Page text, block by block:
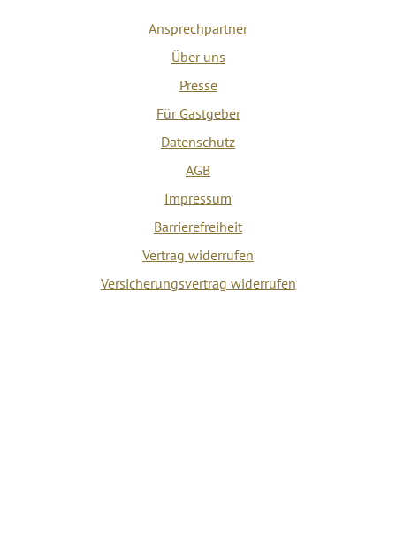
Ansprechpartner
Über uns
Presse
Für Gastgeber
Datenschutz
AGB
Impressum
Barrierefreiheit
Vertrag widerrufen
Versicherungsvertrag widerrufen